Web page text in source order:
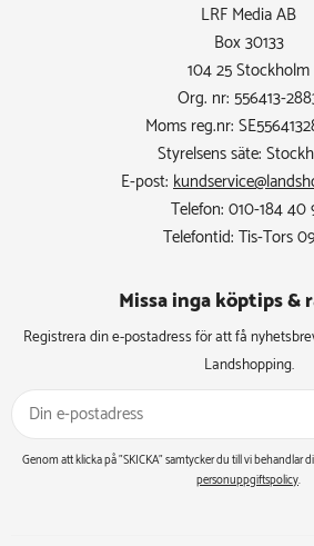
LRF Media AB
Box 30133
104 25 Stockholm
Org. nr: 556413-
Moms reg.nr:
Styrelsens säte:
E-post:
Telefon: 010-184 40
Telefontid: Tis-Tors
Missa inga köptips &
Registrera din e-postadress för att få
Landshopping.
Genom att klicka på ”SKICKA” samtycker du till vi behandlar
personuppgiftspolicy.